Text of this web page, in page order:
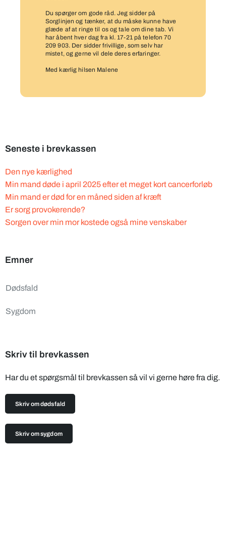
Du spørger om gode råd. Jeg sidder på
Sorglinjen og tænker, at du måske kunne have
glæde af at ringe til os og tale om dine tab. Vi
har åbent hver dag fra kl. 17-21 på telefon 70
209 903. Der sidder frivillige, som selv har
mistet, og gerne vil dele deres erfaringer.
Med kærlig hilsen Malene
Seneste i brevkassen
Den nye kærlighed
Min mand døde i april 2025 efter et meget kort cancerforløb
Min mand er død for en måned siden af kræft
Er sorg provokerende?
Sorgen over min mor kostede også mine venskaber
Emner
Dødsfald
Sygdom
Skriv til brevkassen
Har du et spørgsmål til brevkassen så vil vi gerne høre fra dig.
Skriv om dødsfald
Skriv om sygdom